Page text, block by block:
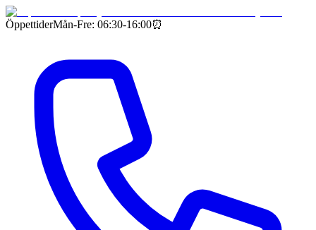
ÖppettiderMån-Fre: 06:30-16:00⏰